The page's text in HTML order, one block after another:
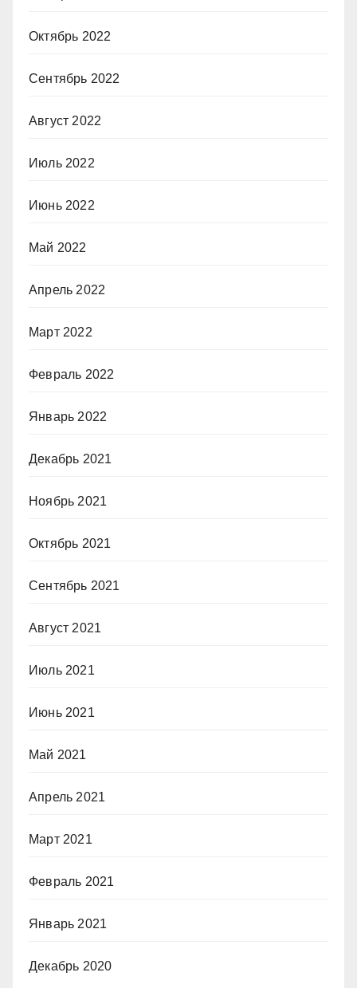
Октябрь 2022
Сентябрь 2022
Август 2022
Июль 2022
Июнь 2022
Май 2022
Апрель 2022
Март 2022
Февраль 2022
Январь 2022
Декабрь 2021
Ноябрь 2021
Октябрь 2021
Сентябрь 2021
Август 2021
Июль 2021
Июнь 2021
Май 2021
Апрель 2021
Март 2021
Февраль 2021
Январь 2021
Декабрь 2020